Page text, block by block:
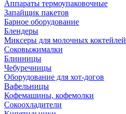
Аппараты термоупаковочные
Запайщик пакетов
Барное оборудование
Блендеры
Миксеры для молочных коктейлей
Соковыжималки
Блинницы
Чебуречницы
Оборудование для хот-догов
Вафельницы
Кофемашины, кофемолки
Сокоохладители